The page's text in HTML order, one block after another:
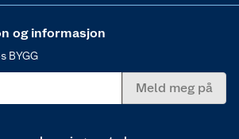
og informasjon
BYGG
Meld meg på